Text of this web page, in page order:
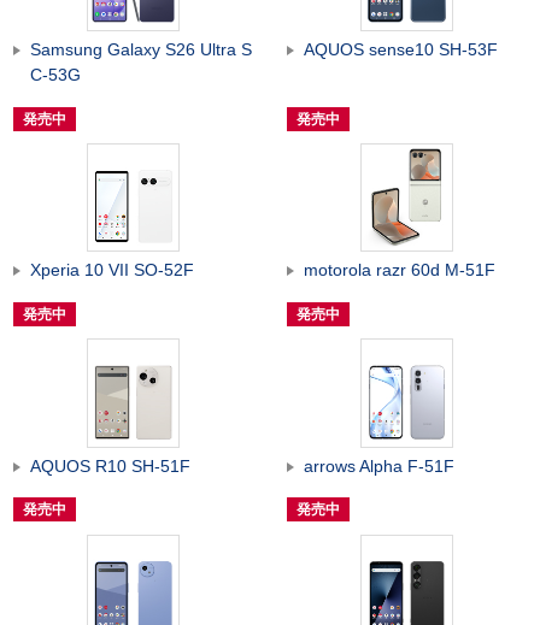
Samsung Galaxy S26 Ultra S
C-53G
発売中
AQUOS sense10 SH-53F
発売中
Xperia 10 VII SO-52F
発売中
motorola razr 60d M-51F
発売中
AQUOS R10 SH-51F
発売中
arrows Alpha F-51F
発売中